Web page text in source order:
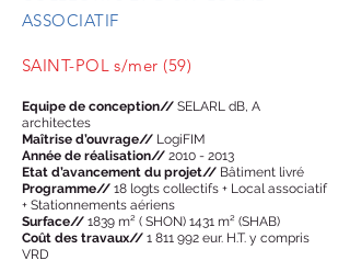
ASSOCIATIF
SAINT-POL s/mer (59)
Equipe de conception// SELARL dB, A
architectes
Maîtrise d’ouvrage// LogiFIM
Année de réalisation// 2010 - 2013
Etat d’avancement du projet// Bâtiment livré
Programme// 18 logts collectifs + Local associatif
+ Stationnements aériens
Surface// 1839 m² ( SHON) 1431 m² (SHAB)
Coût des travaux// 1 811 992 eur. H.T. y compris
VRD